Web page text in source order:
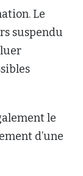
Le
suspendu
le
d’une